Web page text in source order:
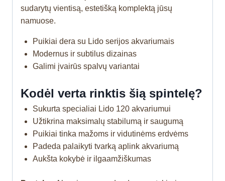
sudarytų vientisą, estetišką komplektą jūsų
namuose.
Puikiai dera su Lido serijos akvariumais
Modernus ir subtilus dizainas
Galimi įvairūs spalvų variantai
Kodėl verta rinktis šią spintelę?
Sukurta specialiai Lido 120 akvariumui
Užtikrina maksimalų stabilumą ir saugumą
Puikiai tinka mažoms ir vidutinėms erdvėms
Padeda palaikyti tvarką aplink akvariumą
Aukšta kokybė ir ilgaamžiškumas